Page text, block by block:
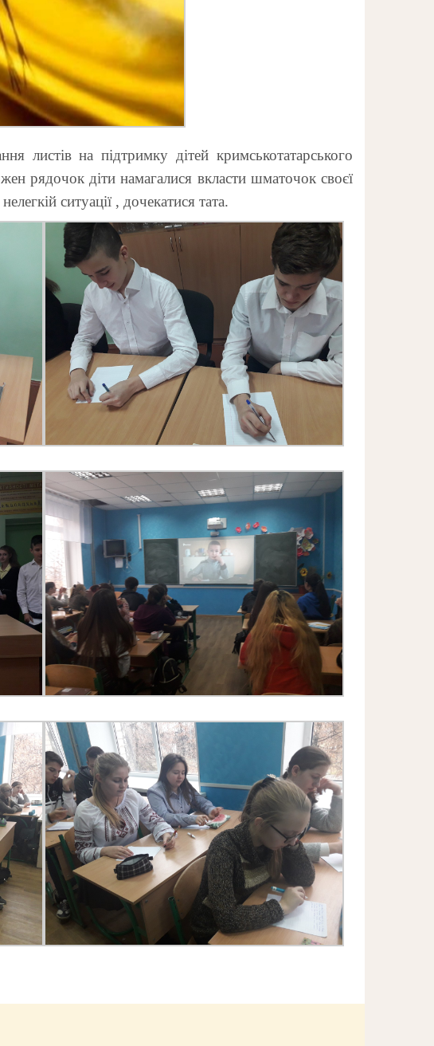
на підтримку дітей кримськотатарського
рядочок діти намагалися вкласти шматочок своєї
ситуації , дочекатися тата.